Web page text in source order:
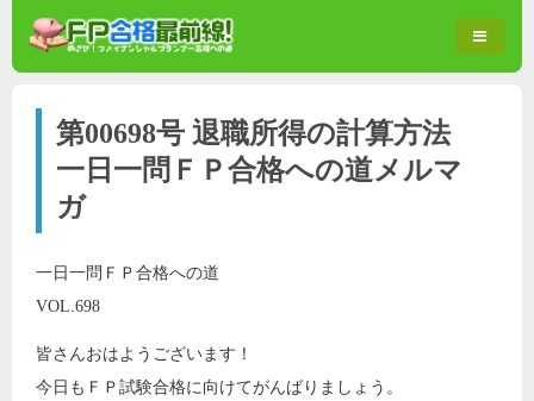
第00698号 退職所得の計算方法
一日一問ＦＰ合格への道メルマ
ガ
一日一問ＦＰ合格への道
VOL.698
皆さんおはようございます！
今日もＦＰ試験合格に向けてがんばりましょう。